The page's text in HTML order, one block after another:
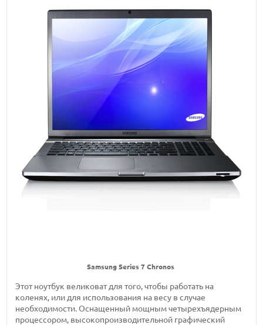
Samsung Series 7 Chronos
Этот ноутбук великоват для того, чтобы работать на
коленях, или для использования на весу в случае
необходимости. Оснащенный мощным четырехъядерным
процессором, высокопроизводительной графический